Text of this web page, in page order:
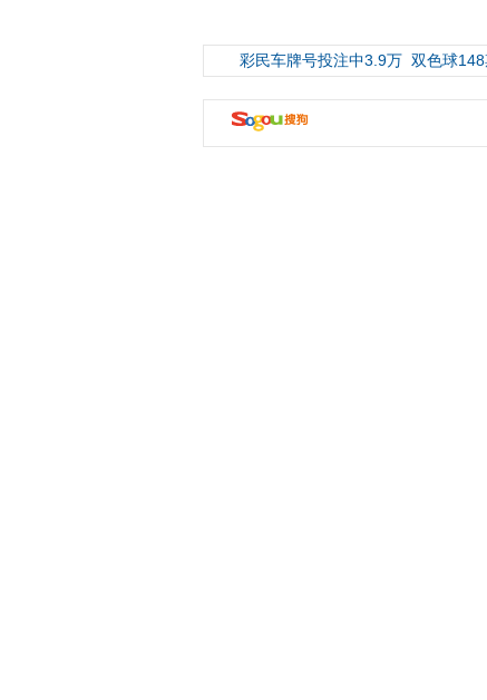
彩民车牌号投注中3.9万 双色球